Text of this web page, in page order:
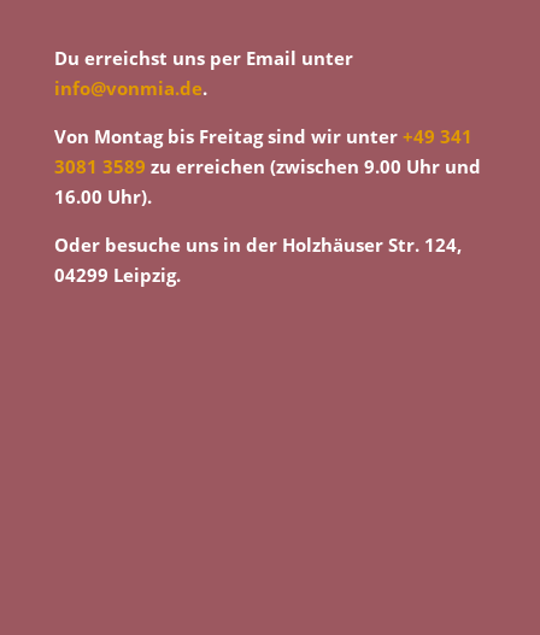
Du erreichst uns per Email unter
info@vonmia.de.
Von Montag bis Freitag sind wir unter +49 341
3081 3589 zu erreichen (zwischen 9.00 Uhr und
16.00 Uhr).
Oder besuche uns in der Holzhäuser Str. 124,
04299 Leipzig.